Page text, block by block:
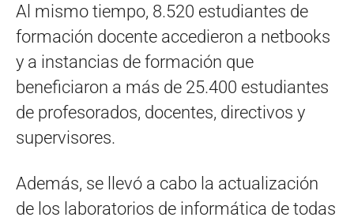
Al mismo tiempo, 8.520 estudiantes de
formación docente accedieron a netbooks
y a instancias de formación que
beneficiaron a más de 25.400 estudiantes
de profesorados, docentes, directivos y
supervisores.
Además, se llevó a cabo la actualización
de los laboratorios de informática de todas